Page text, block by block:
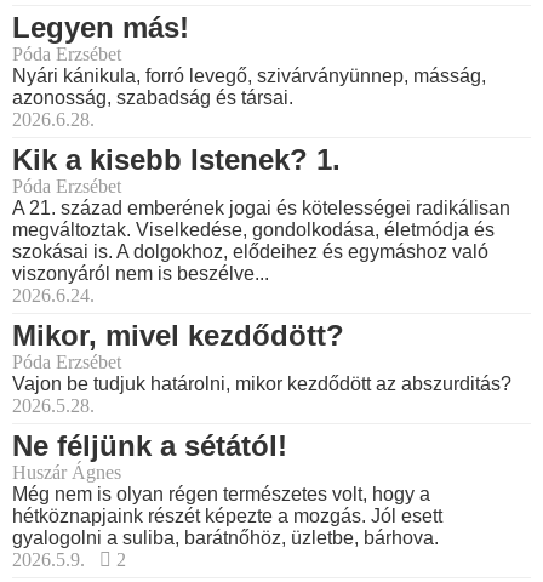
Legyen más!
Póda Erzsébet
Nyári kánikula, forró levegő, szivárványünnep, másság,
azonosság, szabadság és társai.
2026.6.28.
Kik a kisebb Istenek? 1.
Póda Erzsébet
A 21. század emberének jogai és kötelességei radikálisan
megváltoztak. Viselkedése, gondolkodása, életmódja és
szokásai is. A dolgokhoz, elődeihez és egymáshoz való
viszonyáról nem is beszélve...
2026.6.24.
Mikor, mivel kezdődött?
Póda Erzsébet
Vajon be tudjuk határolni, mikor kezdődött az abszurditás?
2026.5.28.
Ne féljünk a sétától!
Huszár Ágnes
Még nem is olyan régen természetes volt, hogy a
hétköznapjaink részét képezte a mozgás. Jól esett
gyalogolni a suliba, barátnőhöz, üzletbe, bárhova.
2026.5.9.
2